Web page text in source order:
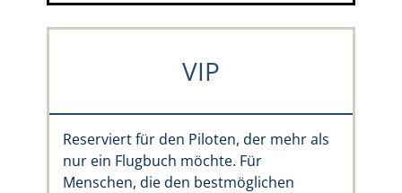
VIP
Reserviert für den Piloten, der mehr als
nur ein Flugbuch möchte. Für
Menschen, die den bestmöglichen